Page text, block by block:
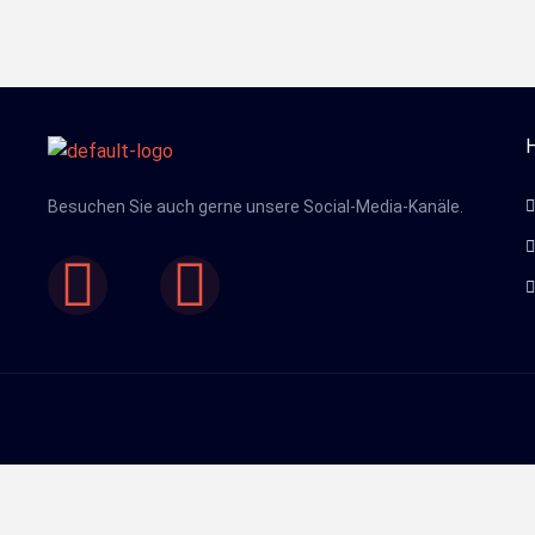
Besuchen Sie auch gerne unsere Social-Media-Kanäle.
Facebook
Youtube